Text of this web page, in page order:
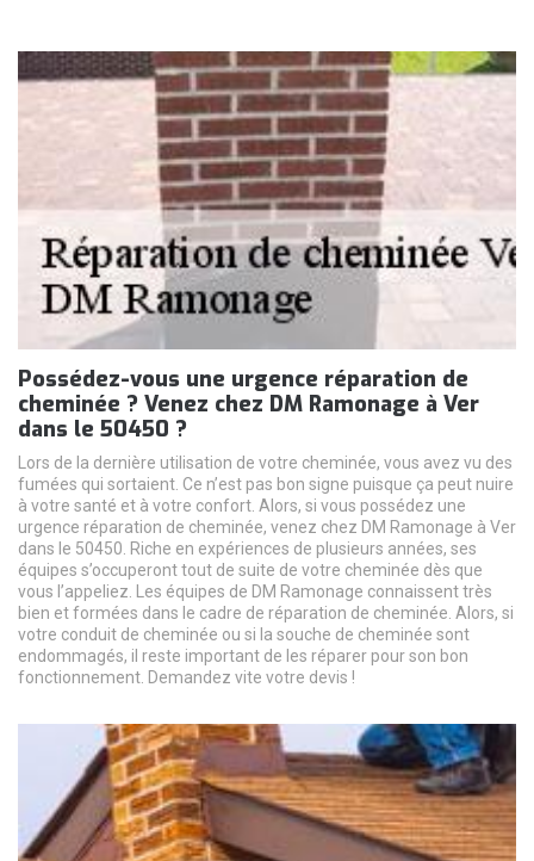
Possédez-vous une urgence réparation de
cheminée ? Venez chez DM Ramonage à Ver
dans le 50450 ?
Lors de la dernière utilisation de votre cheminée, vous avez vu des
fumées qui sortaient. Ce n’est pas bon signe puisque ça peut nuire
à votre santé et à votre confort. Alors, si vous possédez une
urgence réparation de cheminée, venez chez DM Ramonage à Ver
dans le 50450. Riche en expériences de plusieurs années, ses
équipes s’occuperont tout de suite de votre cheminée dès que
vous l’appeliez. Les équipes de DM Ramonage connaissent très
bien et formées dans le cadre de réparation de cheminée. Alors, si
votre conduit de cheminée ou si la souche de cheminée sont
endommagés, il reste important de les réparer pour son bon
fonctionnement. Demandez vite votre devis !